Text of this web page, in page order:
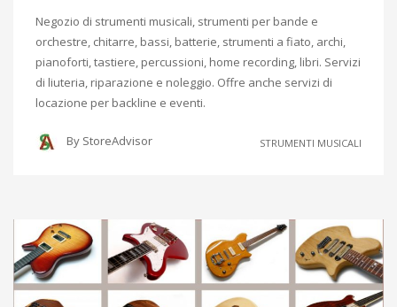
Negozio di strumenti musicali, strumenti per bande e
orchestre, chitarre, bassi, batterie, strumenti a fiato, archi,
pianoforti, tastiere, percussioni, home recording, libri. Servizi
di liuteria, riparazione e noleggio. Offre anche servizi di
locazione per backline e eventi.
By StoreAdvisor STRUMENTI MUSICALI